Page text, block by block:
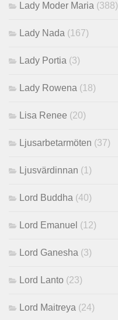
Lady Moder Maria (388)
Lady Nada (167)
Lady Portia (3)
Lady Rowena (18)
Lisa Renee (20)
Ljusarbetarmöten (37)
Ljusvärdinnan (1)
Lord Buddha (40)
Lord Emanuel (12)
Lord Ganesha (3)
Lord Lanto (23)
Lord Maitreya (24)